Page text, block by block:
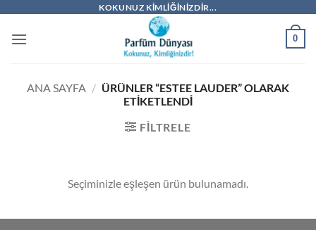
KOKUNUZ KIMLIĞINIZDIR...
0
ANA SAYFA / ÜRÜNLER “ESTEE LAUDER” OLARAK
ETIKETLENDI
FILTRELE
Seçiminizle eşleşen ürün bulunamadı.